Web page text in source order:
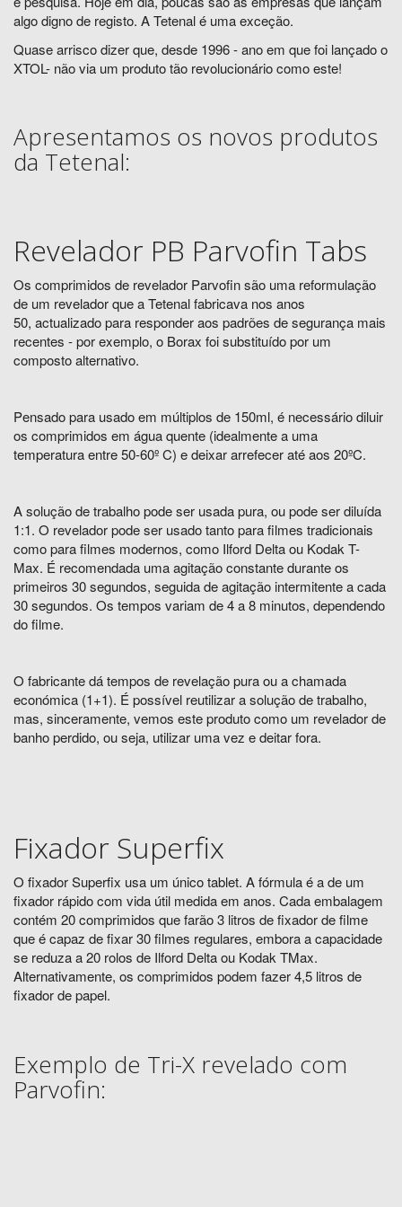
algo digno de registo. A Tetenal é uma exceção.
Quase arrisco dizer que, desde 1996 - ano em que foi lançado o
XTOL- não via um produto tão revolucionário como este!
Apresentamos os novos produtos
da Tetenal:
Revelador PB Parvofin Tabs
Os comprimidos de revelador Parvofin são uma reformulação
de um revelador que a Tetenal fabricava nos anos
50, actualizado para responder aos padrões de segurança mais
recentes - por exemplo, o Borax foi substituído por um
composto alternativo.
Pensado para usado em múltiplos de 150ml, é necessário diluir
os comprimidos em água quente (idealmente a uma
temperatura entre 50-60º C) e deixar arrefecer até aos 20ºC.
A solução de trabalho pode ser usada pura, ou pode ser diluída
1:1. O revelador pode ser usado tanto para filmes tradicionais
como para filmes modernos, como Ilford Delta ou Kodak T-
Max. É recomendada uma agitação constante durante os
primeiros 30 segundos, seguida de agitação intermitente a cada
30 segundos. Os tempos variam de 4 a 8 minutos, dependendo
do filme.
O fabricante dá tempos de revelação pura ou a chamada
económica (1+1). É possível reutilizar a solução de trabalho,
mas, sinceramente, vemos este produto como um revelador de
banho perdido, ou seja, utilizar uma vez e deitar fora.
Fixador Superfix
O fixador Superfix usa um único tablet. A fórmula é a de um
fixador rápido com vida útil medida em anos. Cada embalagem
contém 20 comprimidos que farão 3 litros de fixador de filme
que é capaz de fixar 30 filmes regulares, embora a capacidade
se reduza a 20 rolos de Ilford Delta ou Kodak TMax.
Alternativamente, os comprimidos podem fazer 4,5 litros de
fixador de papel.
Exemplo de Tri-X revelado com
Parvofin: